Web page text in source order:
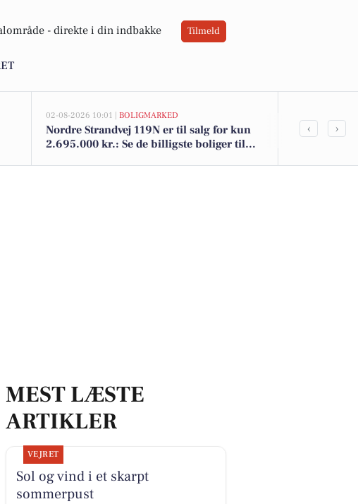
- direkte i din indbakke Tilmeld
02-08-2026 10:01 | BOLIGMARKED
Nordre Strandvej 119N er til salg for kun
2.695.000 kr.: Se de billigste boliger til
10 dyreste
‹ ›
MEST LÆSTE
ARTIKLER
VEJRET
Sol og vind i et skarpt
sommerpust